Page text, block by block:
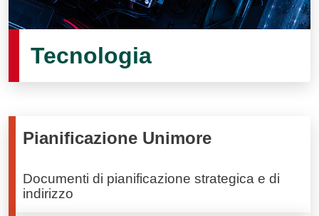
Tecnologia
Pianificazione Unimore
Documenti di pianificazione strategica e di
indirizzo